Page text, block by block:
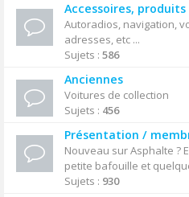
Accessoires,
Autoradios, navigation,
adresses, etc ...
Sujets : 586
Anciennes
Voitures de collection
Sujets : 456
Présentation /
Nouveau sur Asphalte ?
petite bafouille et
Sujets : 930